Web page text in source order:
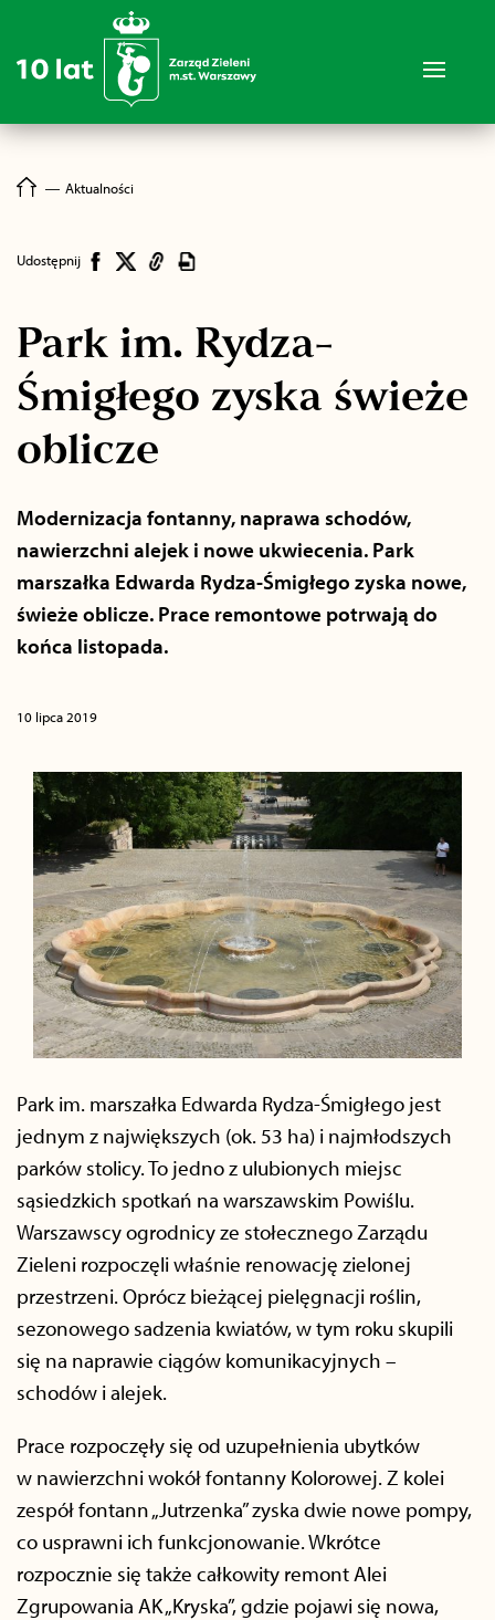
― Aktualności
Udostępnij
Park im. Rydza-
Śmigłego zyska świeże
oblicze
Modernizacja fontanny, naprawa schodów,
nawierzchni alejek i nowe ukwiecenia. Park
marszałka Edwarda Rydza-Śmigłego zyska nowe,
świeże oblicze. Prace remontowe potrwają do
końca listopada.
10 lipca 2019
Park im. marszałka Edwarda Rydza-Śmigłego jest
jednym z największych (ok. 53 ha) i najmłodszych
parków stolicy. To jedno z ulubionych miejsc
sąsiedzkich spotkań na warszawskim Powiślu.
Warszawscy ogrodnicy ze stołecznego Zarządu
Zieleni rozpoczęli właśnie renowację zielonej
przestrzeni. Oprócz bieżącej pielęgnacji roślin,
sezonowego sadzenia kwiatów, w tym roku skupili
się na naprawie ciągów komunikacyjnych –
schodów i alejek.
Prace rozpoczęły się od uzupełnienia ubytków
w nawierzchni wokół fontanny Kolorowej. Z kolei
zespół fontann „Jutrzenka” zyska dwie nowe pompy,
co usprawni ich funkcjonowanie. Wkrótce
rozpocznie się także całkowity remont Alei
Zgrupowania AK „Kryska”, gdzie pojawi się nowa,